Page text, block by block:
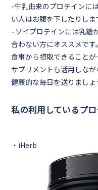
-牛乳由来のプロテインに
い人はお腹を下したりしま
–ソイプロテインには乳糖
合わない方にオススメです。
食事から摂取できること
サプリメントも活用しなが
健康的な毎日を送りましょ
私の利用しているプ
・ iHerb